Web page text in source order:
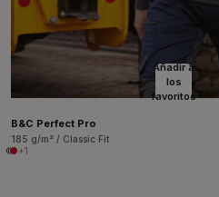
Añadir a
los
favoritos
B&C Perfect Pro
185 g/m² / Classic Fit
+1